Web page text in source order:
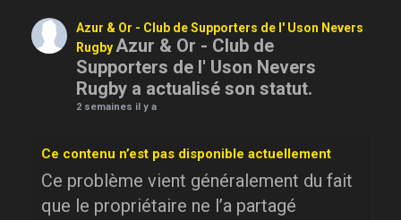
Azur & Or - Club de Supporters de l' Uson Nevers
RugbyAzur & Or - Club de
Supporters de l' Uson Nevers
Rugby a actualisé son statut.
2 semaines il y a
Ce contenu n’est pas disponible actuellement
Ce problème vient généralement du fait
que le propriétaire ne l’a partagé